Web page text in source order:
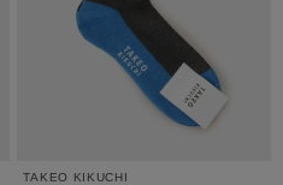
TAKEO KIKUCHI